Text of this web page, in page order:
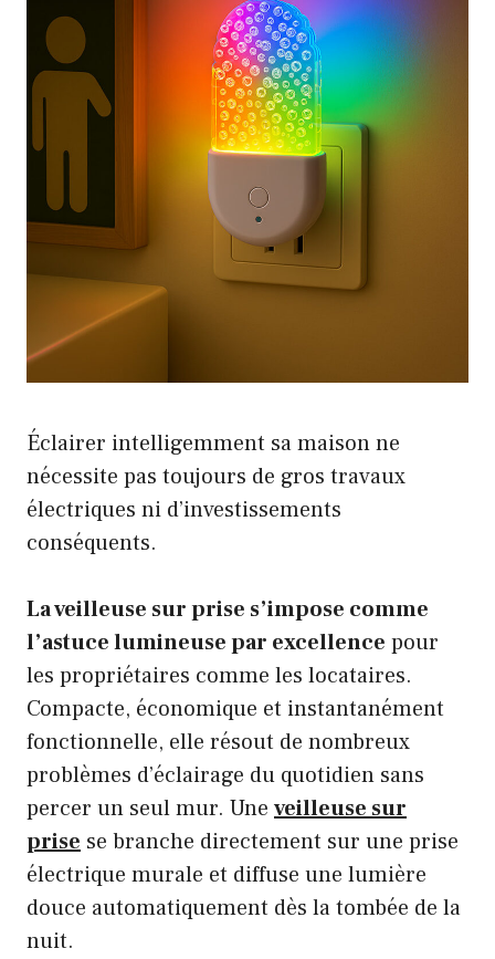
Éclairer intelligemment sa maison ne
nécessite pas toujours de gros travaux
électriques ni d’investissements
conséquents.
La veilleuse sur prise s’impose comme
l’astuce lumineuse par excellence pour
les propriétaires comme les locataires.
Compacte, économique et instantanément
fonctionnelle, elle résout de nombreux
problèmes d’éclairage du quotidien sans
percer un seul mur. Une veilleuse sur
prise se branche directement sur une prise
électrique murale et diffuse une lumière
douce automatiquement dès la tombée de la
nuit.